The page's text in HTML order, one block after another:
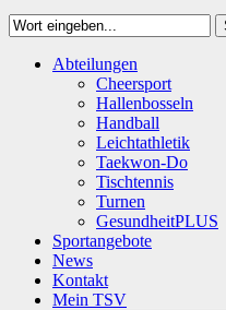
SuchenAbteilungen
Cheersport
Hallenbosseln
Handball
Leichtathletik
Taekwon-Do
Tischtennis
Turnen
GesundheitPLUS
Sportangebote
News
Kontakt
Mein TSV